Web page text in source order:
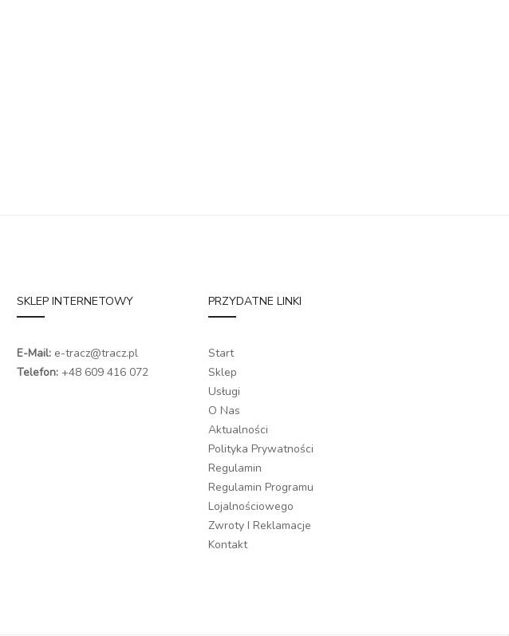
SKLEP INTERNETOWY
E-Mail: e-tracz@tracz.pl
Telefon: +48 609 416 072
PRZYDATNE LINKI
Start
Sklep
Usługi
O Nas
Aktualności
Polityka Prywatności
Regulamin
Regulamin Programu
Lojalnościowego
Zwroty I Reklamacje
Kontakt